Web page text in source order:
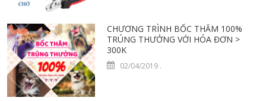
CHƯƠNG TRÌNH BỐC THĂM 100%
TRÚNG THƯỞNG VỚI HÓA ĐƠN >
300K
02/04/2019 .